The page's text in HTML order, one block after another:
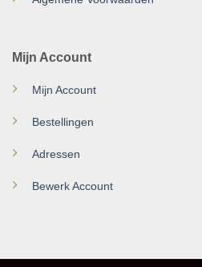
Mijn Account
Mijn Account
Bestellingen
Adressen
Bewerk Account